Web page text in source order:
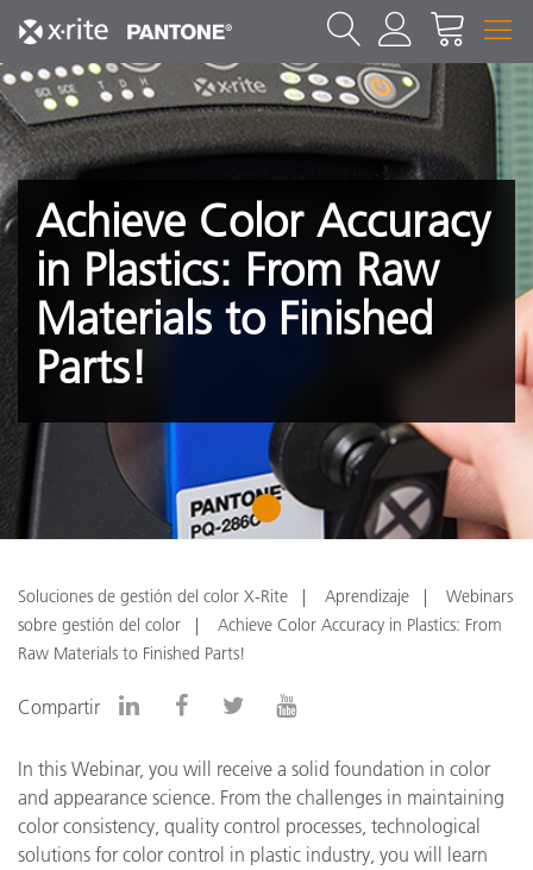
Achieve Color Accuracy
in Plastics: From Raw
Materials to Finished
Parts!
1
Soluciones de gestión del color X-Rite Aprendizaje
Webinars
sobre gestión del color
Achieve Color Accuracy in Plastics: From
Raw Materials to Finished Parts!
Compartir
In this Webinar, you will receive a solid foundation in color
and appearance science. From the challenges in maintaining
color consistency, quality control processes, technological
solutions for color control in plastic industry, you will learn